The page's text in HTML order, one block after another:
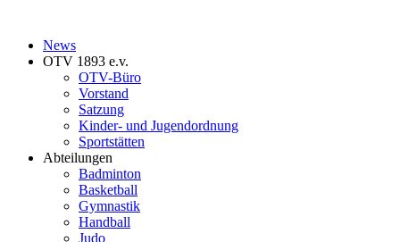
News
OTV 1893 e.v.
OTV-Büro
Vorstand
Satzung
Kinder- und Jugendordnung
Sportstätten
Abteilungen
Badminton
Basketball
Gymnastik
Handball
Judo